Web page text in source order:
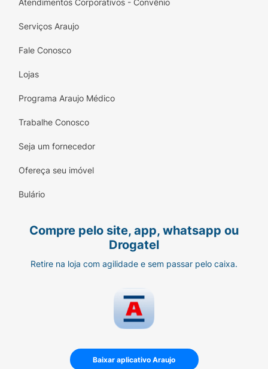
Melhora a saúde da pele e dos olhos
a presença de poeira e microrganismos no
Apoio em tratamentos respiratórios
outras condições respiratórias.
Como usar o Umidificador Suggar Fresh
Abra o reservatório e encha com até 4
filtrada para evitar acúmulo de resíduos;
Feche bem o reservatório e posicione o
aparelho sobre uma superfície plana;
automático – funciona em 127V ou
220V);
Atendimentos Corporativos - Convênio
Serviços Araujo
Fale Conosco
Lojas
Programa Araujo Médico
Trabalhe Conosco
Seja um fornecedor
Ofereça seu imóvel
Bulário
Compre pelo site, app, whatsapp ou
Drogatel
Retire na loja com agilidade e sem passar pelo caixa.
Baixar aplicativo Araujo